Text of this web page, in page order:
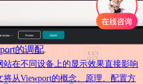
的调配
在不同设备上的显示效果直接影响
从Viewport的概念、原理、配置方